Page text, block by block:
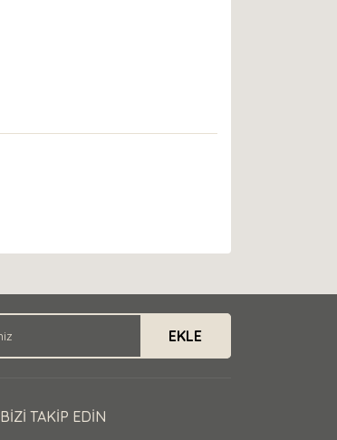
EKLE
BİZİ TAKİP EDİN